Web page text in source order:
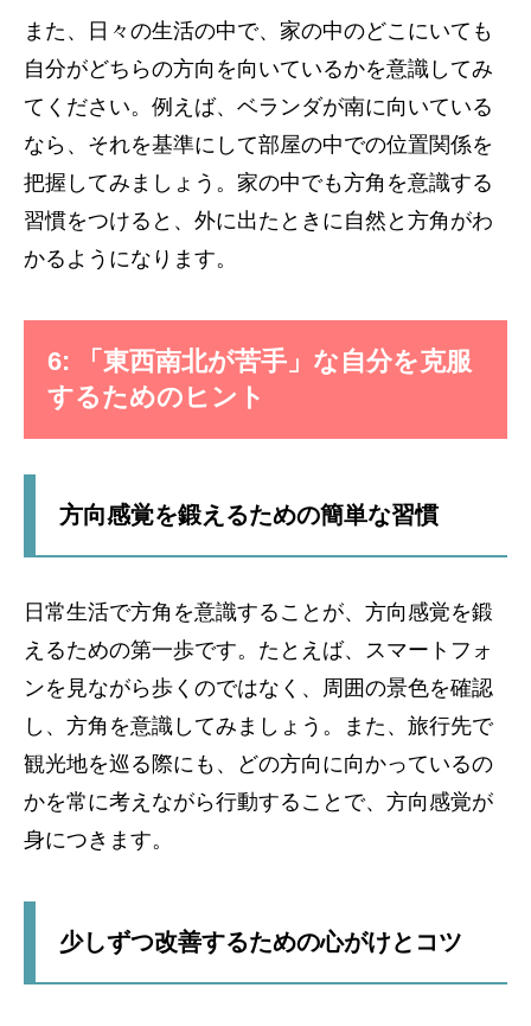
また、日々の生活の中で、家の中のどこにいても
自分がどちらの方向を向いているかを意識してみ
てください。例えば、ベランダが南に向いている
なら、それを基準にして部屋の中での位置関係を
把握してみましょう。家の中でも方角を意識する
習慣をつけると、外に出たときに自然と方角がわ
かるようになります。
6: 「東西南北が苦手」な自分を克服
するためのヒント
方向感覚を鍛えるための簡単な習慣
日常生活で方角を意識することが、方向感覚を鍛
えるための第一歩です。たとえば、スマートフォ
ンを見ながら歩くのではなく、周囲の景色を確認
し、方角を意識してみましょう。また、旅行先で
観光地を巡る際にも、どの方向に向かっているの
かを常に考えながら行動することで、方向感覚が
身につきます。
少しずつ改善するための心がけとコツ